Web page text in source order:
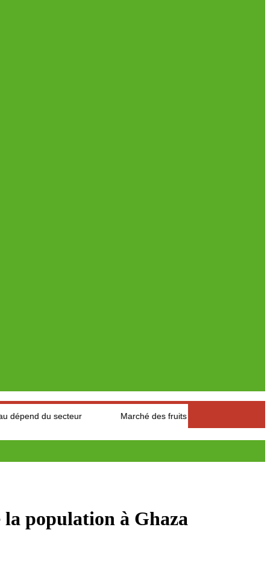
Marché des fruits est légumes : Les producteurs des
la population à Ghaza